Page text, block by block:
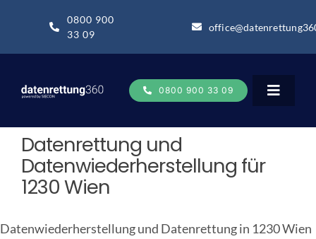
0800 900
33 09
0800 900 33 09
Toggle
Datenrettung
Datenrettung und
Datenwiederherstellung für
1230 Wien
Datenwiederherstellung und Datenrettung in 1230 Wien